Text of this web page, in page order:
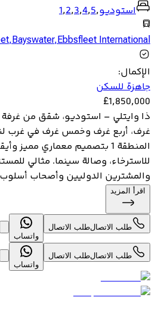
استوديو,
1,2,3,4,5
,Bayswater,Ebbsfleet International
الإكمال:
جاهزة للسكن
£1,850,000
ذا وايتلي – استوديو، شقق من غرفة
غرف، أربع غرف وخمس غرف في غرب
المنطقة 1 بتصميم معماري
للاسترخاء، وصالة سينما. مثالي
والمشترين الدوليين وأصحاب
اقرأ المزيد
طلب الاتصالطلب الاتصال
واتساب
طلب الاتصالطلب الاتصال
واتساب